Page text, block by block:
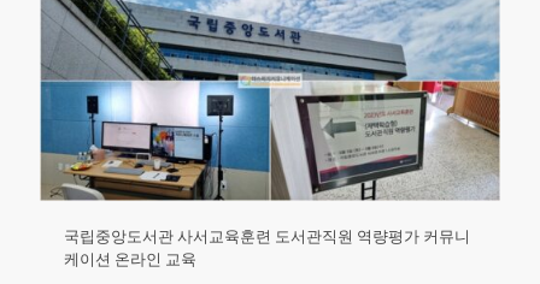
국립중앙도서관 사서교육훈련 도서관직원 역량평가 커뮤니
케이션 온라인 교육